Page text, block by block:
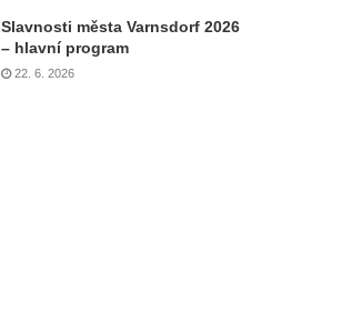
Slavnosti města Varnsdorf 2026
– hlavní program
22. 6. 2026